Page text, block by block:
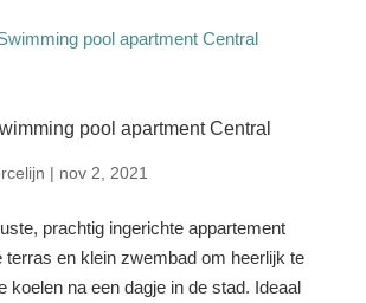
pool apartment Central
| nov 2, 2021
prachtig ingerichte appartement
terras en klein zwembad om heerlijk te
koelen na een dagje in de stad. Ideaal